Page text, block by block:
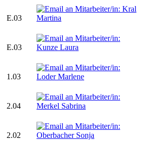
E.03
E.03
1.03
2.04
2.02